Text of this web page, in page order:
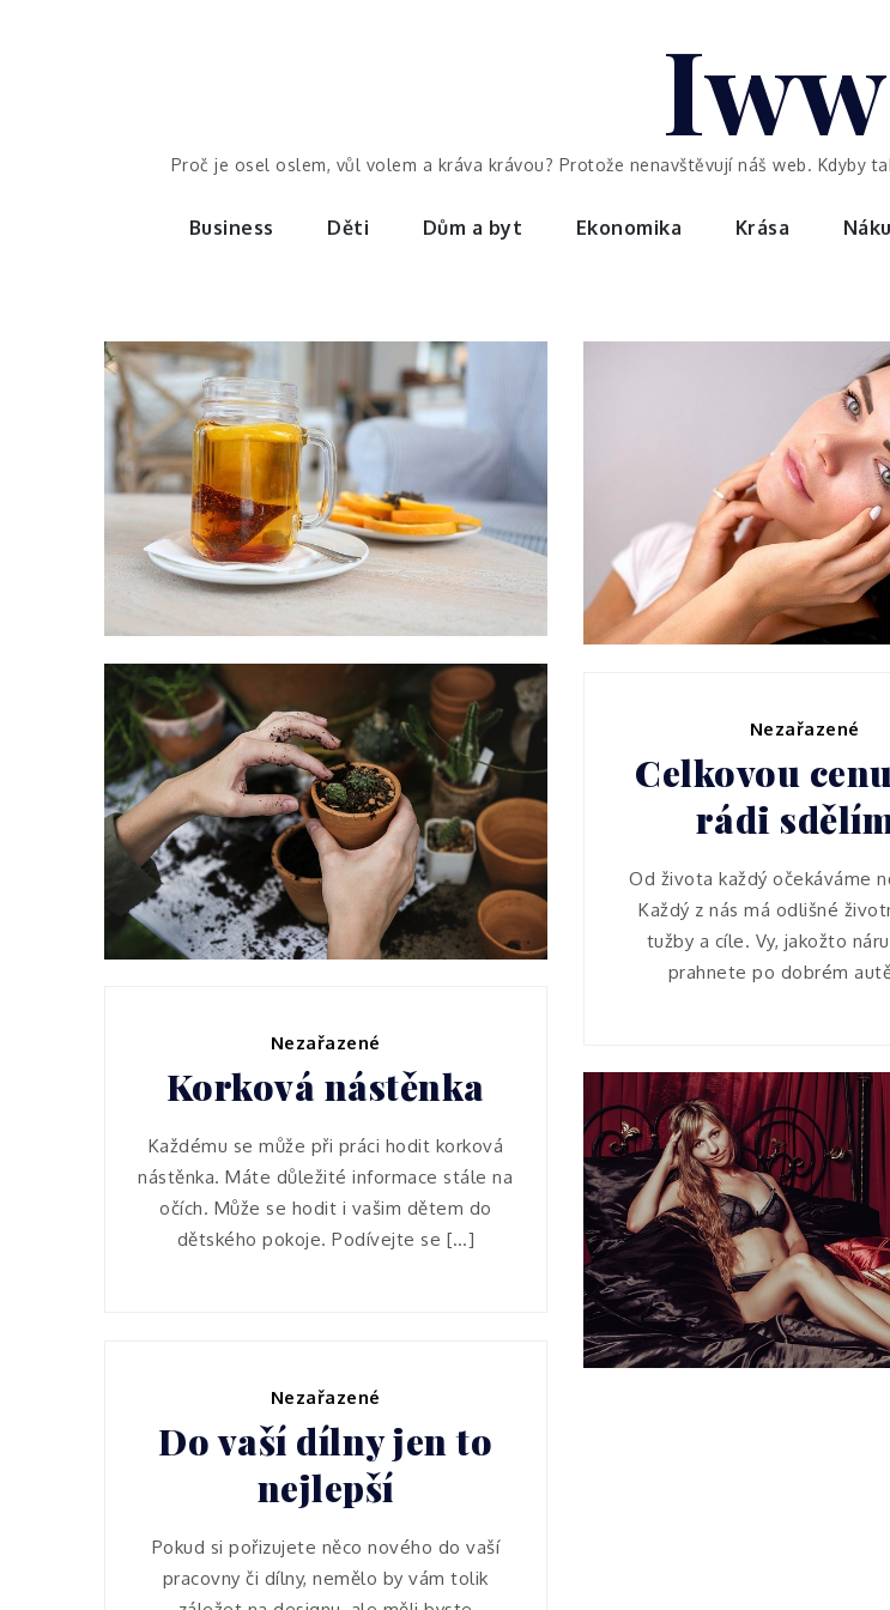
Proč je osel oslem, vůl volem a kráva krávou? Protože nenavštěvují náš web. Kdyby
Business Děti Dům a byt Ekonomika Krása
Zdraví
Zdraví v šálku
čaje Rooibos
Krása
Jak se
černých
co jsou
zač
Proč je důležité
mít koníčka
Nezařazené
Celkovou
rádi
Od života každý očekáváme
Každý z nás má odlišné
tužby a cíle. Vy, jakožto
prahnete po dobrém
Nezařazené
Korková nástěnka
Každému se může při práci hodit korková
nástěnka. Máte důležité informace stále na
očích. Může se hodit i vašim dětem do
dětského pokoje. Podívejte se […]
Nákupy
Aby nám sex
nechyběl
Nezařazené
Do vaší dílny jen to
nejlepší
Pokud si pořizujete něco nového do vaší
pracovny či dílny, nemělo by vám tolik